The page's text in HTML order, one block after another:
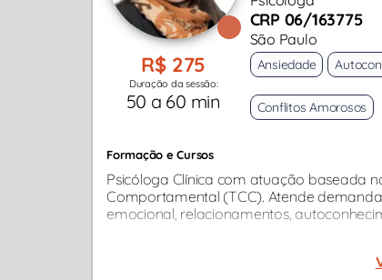
CRP 06/163775
São Paulo
R$ 275
Duração da sessão:
50 a 60 min
Ansiedade
Conflitos Amorosos
Formação e Cursos
Psicóloga Clínica com atuação baseada
Comportamental (TCC). Atende
emocional, relacionamentos,